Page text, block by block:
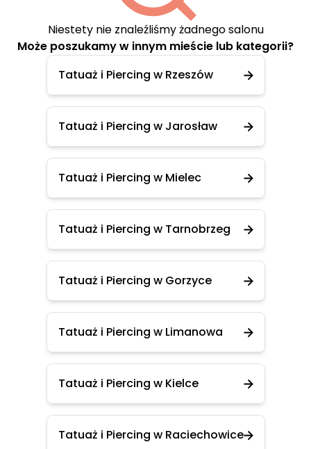
Niestety nie znaleźliśmy żadnego salonu
Może poszukamy w innym mieście lub kategorii?
Tatuaż i Piercing w Rzeszów
Tatuaż i Piercing w Jarosław
Tatuaż i Piercing w Mielec
Tatuaż i Piercing w Tarnobrzeg
Tatuaż i Piercing w Gorzyce
Tatuaż i Piercing w Limanowa
Tatuaż i Piercing w Kielce
Tatuaż i Piercing w Raciechowice